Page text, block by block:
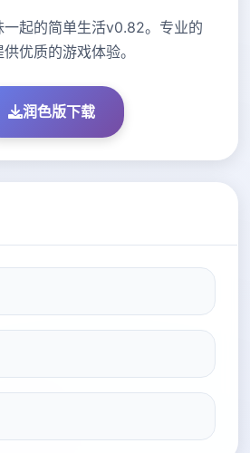
起的简单生活v0.82。专业的
优质的游戏体验。
润色版下载